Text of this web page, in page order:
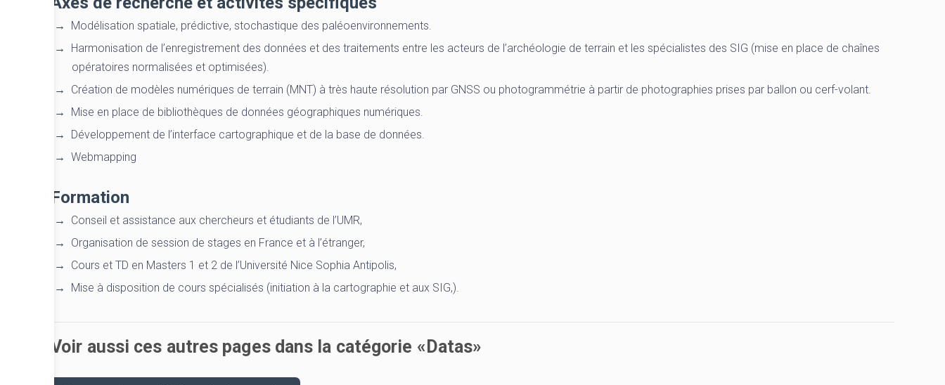
Modélisation spatiale, prédictive, stochastique des paléoenvironnements.
Harmonisation de l’enregistrement des données et des traitements entre les acteurs de l’archéologie de terrain et les spécialistes des SIG (mise en place de chaînes
opératoires normalisées et optimisées).
Création de modèles numériques de terrain (MNT) à très haute résolution par GNSS ou photogrammétrie à partir de photographies prises par ballon ou cerf-volant.
Mise en place de bibliothèques de données géographiques numériques.
Développement de l’interface cartographique et de la base de données.
Webmapping
Formation
Conseil et assistance aux chercheurs et étudiants de l’UMR,
Organisation de session de stages en France et à l’étranger,
Cours et TD en Masters 1 et 2 de l’Université Nice Sophia Antipolis,
Mise à disposition de cours spécialisés (initiation à la cartographie et aux SIG,).
Voir aussi ces autres pages dans la catégorie «Datas»